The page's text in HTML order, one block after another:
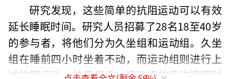
研究发现，这些简单的抗阻运动可以有效
延长睡眠时间。研究人员招募了28名18至40岁
的参与者，将他们分为久坐组和运动组。久坐
组在睡前四小时坐着不动，而运动组则进行上
述抗阻运动。结果显示，运动组的平均睡眠时